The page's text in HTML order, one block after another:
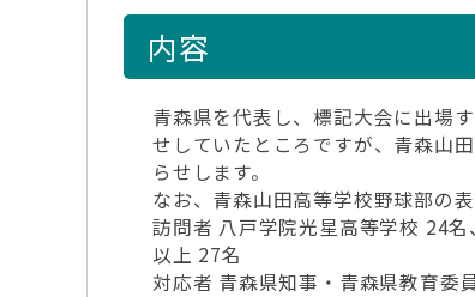
内容
青森県を代表し、標記大会に出場
せしていたところですが、青森山
らせします。
なお、青森山田高等学校野球部の
訪問者 八戸学院光星高等学校 24
以上 27名
対応者 青森県知事・青森県教育委